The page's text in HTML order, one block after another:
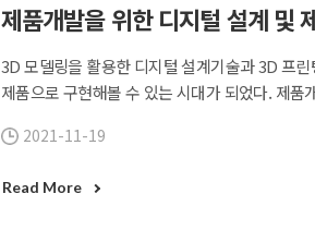
제품개발을 위한 디지털 설계 및
3D 모델링을 활용한 디지털 설계기술과 3D 프
제품으로 구현해볼 수 있는 시대가 되었다. 제
접근방법을 바탕으로, 재료와 제조기술에 대해
제조기술에 대한 전반적인 사항을 학습함으로
2021-11-19
Read More